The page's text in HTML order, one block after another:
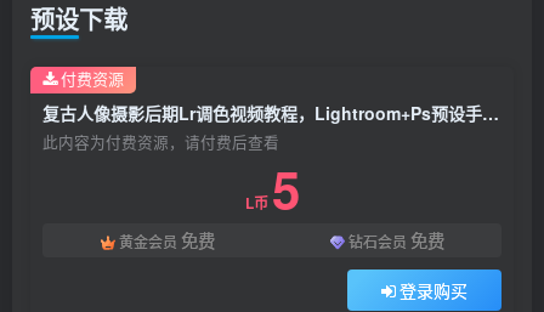
预设下载
复古人像摄影后期Lr调色视频教程，Lightroom+Ps预设手机滤镜下载！
此内容为付费资源，请付费后查看
L币 5
黄金会员 免费 钻石会员 免费
登录购买
付费资源